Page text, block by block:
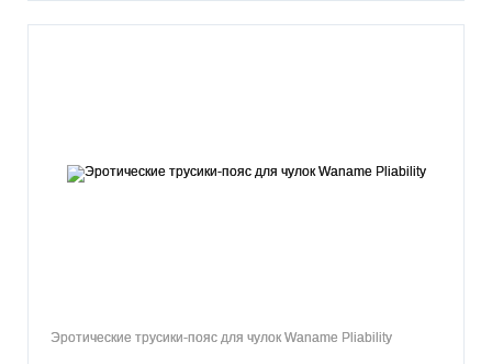
Эротические трусики-пояс для чулок Waname Pliability